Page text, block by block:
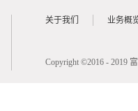
关于我们 业务概
Copyright ©2016 - 2019